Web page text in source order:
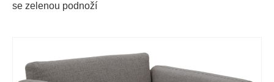
se zelenou podnoží